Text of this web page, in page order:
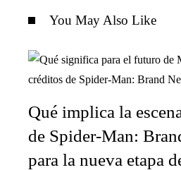
You May Also Like
Qué implica la
de Spider-Man:
para la nueva etapa